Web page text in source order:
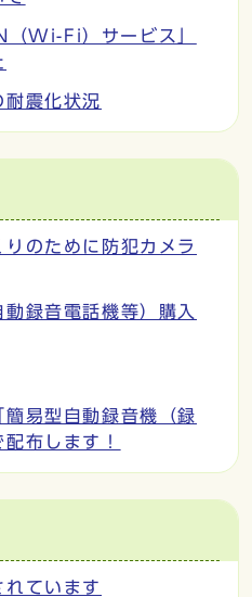
（Wi-Fi）サービス」
耐震化状況
のために防犯カメラ
録音電話機等）購入
易型自動録音機（録
布します！
ています